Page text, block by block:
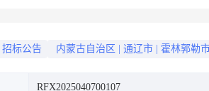
标公告 内蒙古自治区 通辽市 霍林郭勒
RFX2025040700107